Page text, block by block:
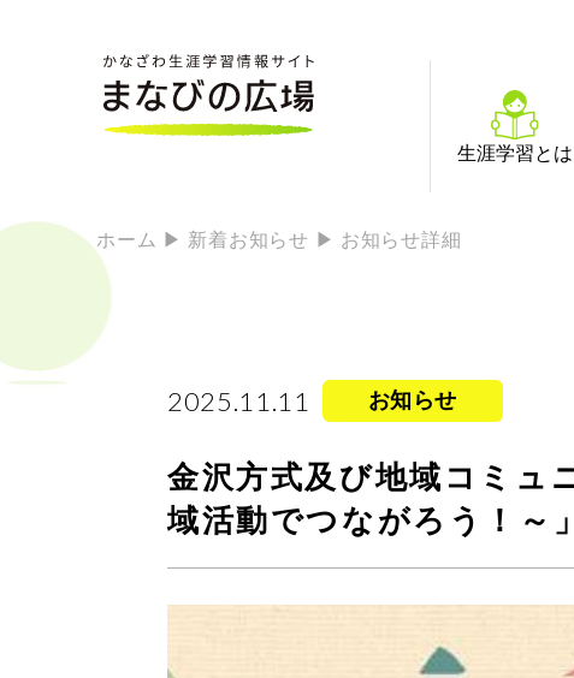
生涯学習とは
ホーム 新着お知らせ お知らせ詳細
2025.11.11 お知らせ
金沢方式及び地域コミュ
域活動でつながろう！～